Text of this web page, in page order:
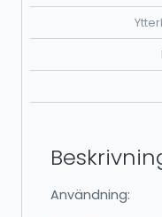
Användning: